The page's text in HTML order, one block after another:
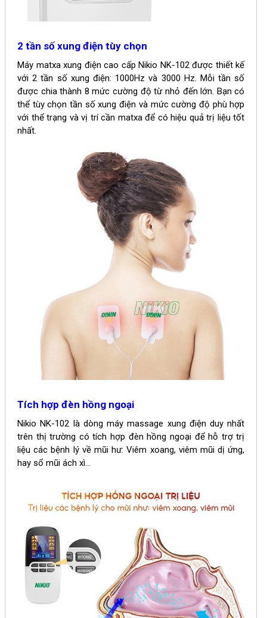
2 tần số xung điện tùy chọn
Máy matxa xung điện cao cấp Nikio NK-102 được thiết kế
với 2 tần số xung điện: 1000Hz và 3000 Hz. Mỗi tần số
được chia thành 8 mức cường độ từ nhỏ đến lớn. Bạn có
thể tùy chọntần số xung điện và mức cường độ phù hợp
với thể trạng và vị trí cần matxa để có hiệu quả trị liệu tốt
nhất.
Tích hợp đèn hồng ngoại
Nikio NK-102 là dòng máy massage xung điện duy nhất
trên thị trường có tích hợp đèn hồng ngoại để hỗ trợtrị
liệu các bệnh lý về mũi hư: Viêm xoang, viêm mũi dị ứng,
hay sổ mũi ách xì...